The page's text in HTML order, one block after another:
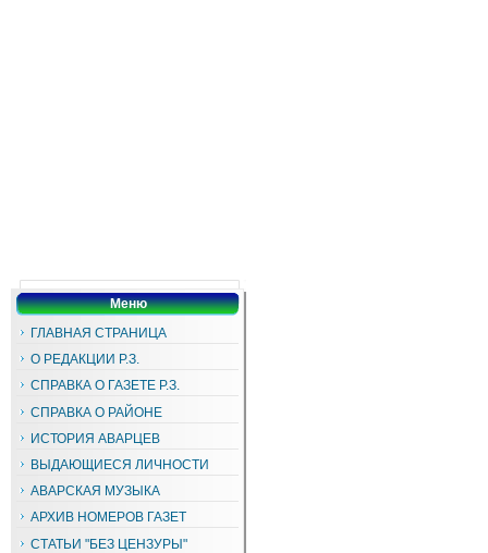
Меню
ГЛАВНАЯ СТРАНИЦА
О РЕДАКЦИИ Р.З.
СПРАВКА О ГАЗЕТЕ Р.З.
СПРАВКА О РАЙОНЕ
ИСТОРИЯ АВАРЦЕВ
ВЫДАЮЩИЕСЯ ЛИЧНОСТИ
АВАРСКАЯ МУЗЫКА
АРХИВ НОМЕРОВ ГАЗЕТ
СТАТЬИ "БЕЗ ЦЕНЗУРЫ"